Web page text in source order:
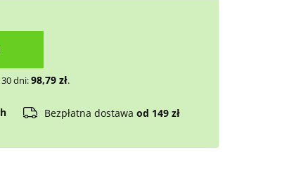
dni:98,79 zł.
Bezpłatna dostawa od 149 zł